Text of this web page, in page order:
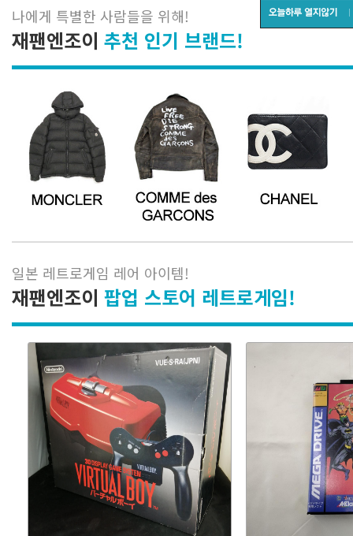
나에게 특별한 사람들을 위해!
재팬엔조이 추천 인기 브랜드!
일본 레트로게임 레어 아이템!
재팬엔조이 팝업 스토어 레트로게임!